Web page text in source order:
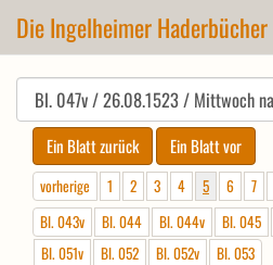
Die Ingelheimer Haderbücher
vorherige 1 2 3 4 5 6 7
Bl. 043v
Bl. 044 Bl. 044v Bl. 045
Bl. 051v
Bl. 052 Bl. 052v Bl. 053